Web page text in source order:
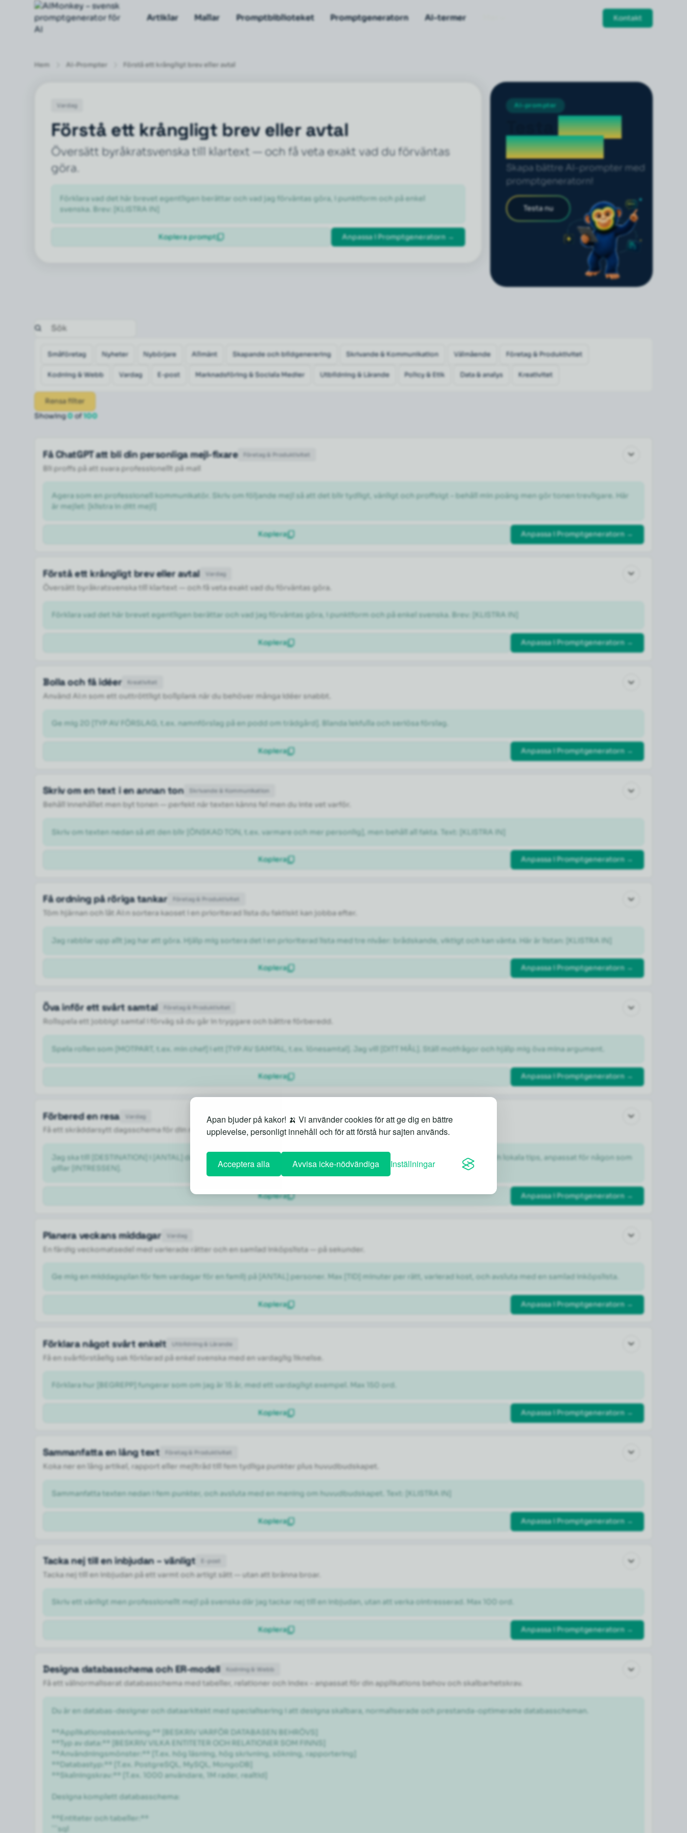
Apan bjuder på kakor! 🍌 Vi använder cookies för att ge dig en bättre
upplevelse, personligt innehåll och för att förstå hur sajten används.
Acceptera alla Avvisa icke-nödvändiga Inställningar
Artiklar Mallar Promptbiblioteket Promptgeneratorn AI-termer Kontakt
Hem AI-Prompter Förstå ett krångligt brev eller avtal
Vardag
Förstå ett krångligt brev eller avtal
Översätt byråkratsvenska till klartext — och få veta exakt vad du förväntas
göra.
Förklara vad det här brevet egentligen berättar och vad jag förväntas göra, i punktform och på enkel
svenska. Brev: [KLISTRA IN]
Kopiera prompt Anpassa i Promptgeneratorn →
AI-prompter
Testaprompt
generatorn
Skapa bättre AI-prompter med
promptgeneratorn!
Testa nu
Småföretag Nyheter Nybörjare Allmänt Skapande och bildgenerering Skrivande & Kommunikation Välmående Företag & Produktivitet
Kodning & Webb Vardag E-post Marknadsföring & Sociala Medier Utbildning & Lärande Policy & Etik Data & analys Kreativitet
Rensa filter
Showing0of100
Företag & Produktivitet
Få ChatGPT att bli din personliga mejl-fixare
Bli proffs på att svara professionellt på mail
Agera som en professionell kommunikatör. Skriv om följande mejl så att det blir tydligt, vänligt och proffsigt – behåll min poäng men gör tonen trevligare. Här
är mejlet: [klistra in ditt mejl]
Kopiera Anpassa i Promptgeneratorn →
Vardag
Förstå ett krångligt brev eller avtal
Översätt byråkratsvenska till klartext — och få veta exakt vad du förväntas göra.
Förklara vad det här brevet egentligen berättar och vad jag förväntas göra, i punktform och på enkel svenska. Brev: [KLISTRA IN]
Kopiera Anpassa i Promptgeneratorn →
Kreativitet
Bolla och få idéer
Använd AI:n som ett outtröttligt bollplank när du behöver många idéer snabbt.
Ge mig 20 [TYP AV FÖRSLAG, t.ex. namnförslag på en podd om trädgård]. Blanda lekfulla och seriösa förslag.
Kopiera Anpassa i Promptgeneratorn →
Skrivande & Kommunikation
Skriv om en text i en annan ton
Behåll innehållet men byt tonen — perfekt när texten känns fel men du inte vet varför.
Skriv om texten nedan så att den blir [ÖNSKAD TON, t.ex. varmare och mer personlig], men behåll all fakta. Text: [KLISTRA IN]
Kopiera Anpassa i Promptgeneratorn →
Företag & Produktivitet
Få ordning på röriga tankar
Töm hjärnan och låt AI:n sortera kaoset i en prioriterad lista du faktiskt kan jobba efter.
Jag rabblar upp allt jag har att göra. Hjälp mig sortera det i en prioriterad lista med tre nivåer: brådskande, viktigt och kan vänta. Här är listan: [KLISTRA IN]
Kopiera Anpassa i Promptgeneratorn →
Företag & Produktivitet
Öva inför ett svårt samtal
Rollspela ett jobbigt samtal i förväg så du går in tryggare och bättre förberedd.
Spela rollen som [MOTPART, t.ex. min chef] i ett [TYP AV SAMTAL, t.ex. lönesamtal]. Jag vill [DITT MÅL]. Ställ motfrågor och hjälp mig öva mina argument.
Kopiera Anpassa i Promptgeneratorn →
Vardag
Förbered en resa
Få ett skräddarsytt dagsschema för din resa med både kända sevärdheter och lokala guldkorn.
Jag ska till [DESTINATION] i [ANTAL] dagar i [MÅNAD]. Föreslå ett dagsschema med en blandning av kända sevärdheter och lokala tips, anpassat för någon som
gillar [INTRESSEN].
Kopiera Anpassa i Promptgeneratorn →
Vardag
Planera veckans middagar
En färdig veckomatsedel med varierade rätter och en samlad inköpslista — på sekunder.
Ge mig en middagsplan för fem vardagar för en familj på [ANTAL] personer. Max [TID] minuter per rätt, varierad kost, och avsluta med en samlad inköpslista.
Kopiera Anpassa i Promptgeneratorn →
Utbildning & Lärande
Förklara något svårt enkelt
Få en svårförståelig sak förklarad på enkel svenska med en vardaglig liknelse.
Förklara hur [BEGREPP] fungerar som om jag är 15 år, med ett vardagligt exempel. Max 150 ord.
Kopiera Anpassa i Promptgeneratorn →
Företag & Produktivitet
Sammanfatta en lång text
Koka ner en lång artikel, rapport eller mejltråd till fem tydliga punkter plus huvudbudskapet.
Sammanfatta texten nedan i fem punkter, och avsluta med en mening om huvudbudskapet. Text: [KLISTRA IN]
Kopiera Anpassa i Promptgeneratorn →
E-post
Tacka nej till en inbjudan – vänligt
Tacka nej till en inbjudan på ett varmt och artigt sätt — utan att bränna broar.
Skriv ett vänligt men professionellt mejl på svenska där jag tackar nej till en inbjudan, utan att verka ointresserad. Max 100 ord.
Kopiera Anpassa i Promptgeneratorn →
Kodning & Webb
Designa databasschema och ER-modell
Få ett välnormaliserat databasschema med tabeller, relationer och index – anpassat för din applikations behov och skalbarhetskrav.
Du är en databas-designer och dataarkitekt med specialisering i att designa skalbara, normaliserade och prestanda-optimerade databasscheman.
**Applikationsbeskrivning:** [BESKRIV VARFÖR DATABASEN BEHRÖVS]
**Typ av data:** [BESKRIV VILKA ENTITETER OCH RELATIONER SOM FINNS]
**Användningsmönster:** [T.ex. hög läsning, hög skrivning, sökning, rapportering]
**Databastyp:** [T.ex. PostgreSQL, MySQL, MongoDB]
**Skalningskrav:** [T.ex. 1000 användare, 1M rader, realtid]
Designa komplett databasschema:
**Entiteter och tabeller:**
```sql